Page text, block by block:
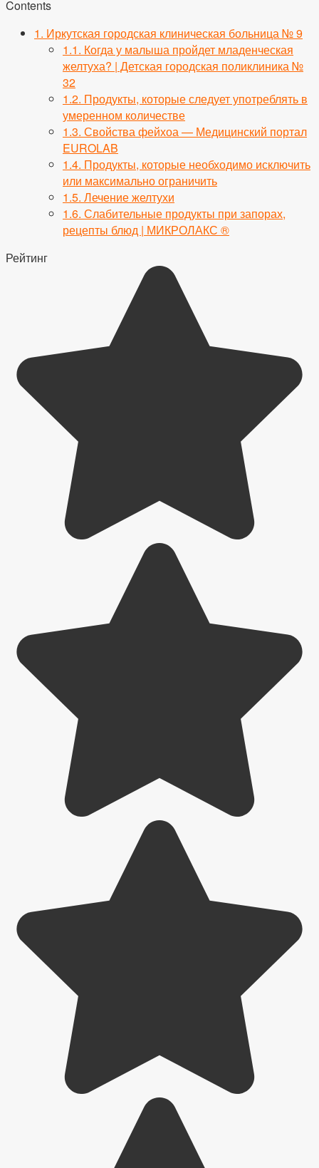
Contents
1. Иркутская городская клиническая больница № 9
1.1. Когда у малыша пройдет младенческая
желтуха? | Детская городская поликлиника №
32
1.2. Продукты, которые следует употреблять в
умеренном количестве
1.3. Свойства фейхоа — Медицинский портал
EUROLAB
1.4. Продукты, которые необходимо исключить
или максимально ограничить
1.5. Лечение желтухи
1.6. Слабительные продукты при запорах,
рецепты блюд | МИКРОЛАКС ®
Рейтинг